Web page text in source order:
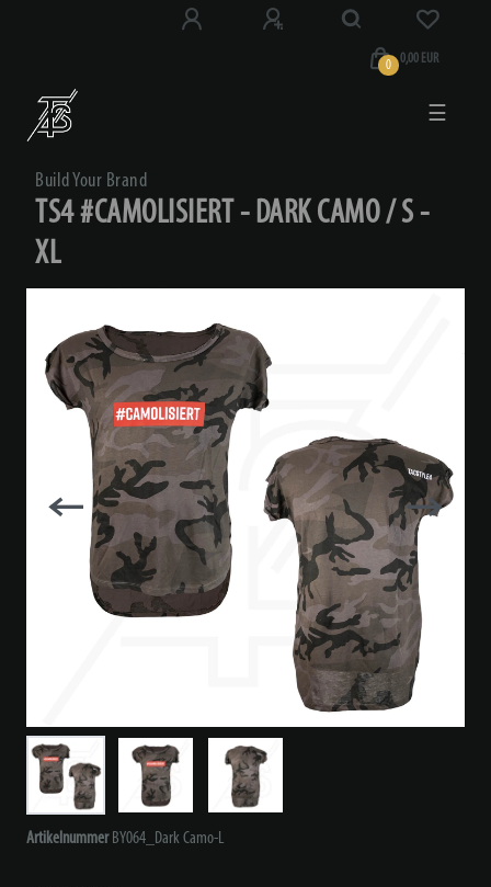
0 0,00 EUR
☰
Build Your Brand
TS4 #CAMOLISIERT - DARK CAMO / S -
XL
Artikelnummer BY064_Dark Camo-L